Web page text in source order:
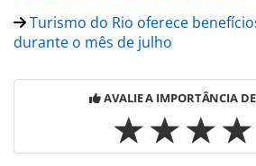
Turismo do Rio oferece
durante o mês de julho
AVALIE A IMPORTÂNCIA